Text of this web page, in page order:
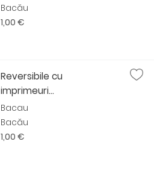
Bacău
1,00 €
Reversibile cu
imprimeuri...
Bacau
Bacău
1,00 €